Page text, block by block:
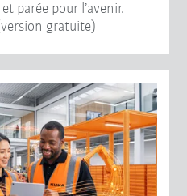
parée pour l’avenir.
gratuite)